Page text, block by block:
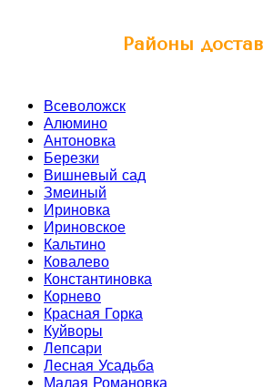
Районы
Всеволожск
Алюмино
Антоновка
Березки
Вишневый сад
Змеиный
Ириновка
Ириновское
Кальтино
Ковалево
Константиновка
Корнево
Красная Горка
Куйворы
Лепсари
Лесная Усадьба
Малая Романовка